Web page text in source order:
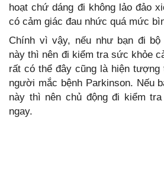
hoạt chứ dáng đi không lảo đảo
có cảm giác đau nhức quá mức
Chính vì vậy, nếu như bạn đi
này thì nên đi kiểm tra sức khỏe
rất có thể đây cũng là hiện
người mắc bệnh Parkinson. Nếu
này thì nên chủ động đi kiểm
ngay.